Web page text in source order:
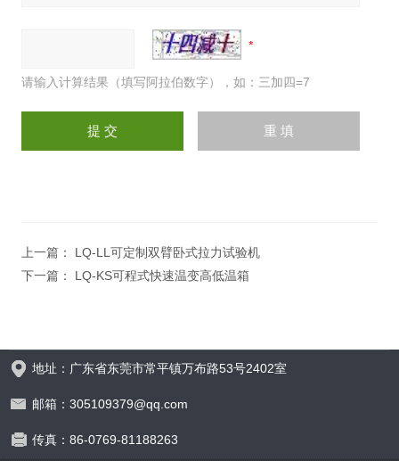
请输入计算结果（填写阿拉伯数字），如：三加四=7
上一篇： LQ-LL可定制双臂卧式拉力试验机
下一篇： LQ-KS可程式快速温变高低温箱
地址：广东省东莞市常平镇万布路53号2402室
邮箱：305109379@qq.com
传真：86-0769-81188263